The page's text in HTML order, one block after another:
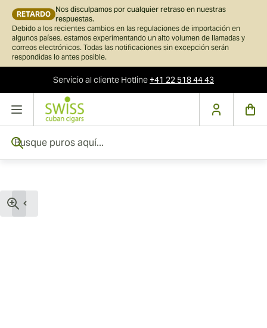
RETARDO
Nos disculpamos por cualquier retraso en nuestras
respuestas.
Debido a los recientes cambios en las regulaciones de importación en
algunos países, estamos experimentando un alto volumen de llamadas y
correos electrónicos. Todas las notificaciones sin excepción serán
respondidas lo antes posible.
Servicio al cliente Hotline+41 22 518 44 43